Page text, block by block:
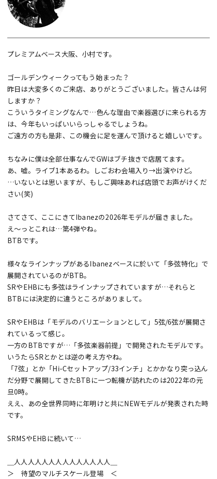
プレミアムベース大阪、小村です。
ゴールデンウィークってもう始まった？
昨日は大変多くのご来店、ありがとうございました。皆さんは何
しますか？
こういうタイミングなんで…色んな理由で楽器選びに来られる方
は、今年もいっぱいいらっしゃるでしょうね。
ご遠方の方も是非、この機会に足を運んで頂けると嬉しいです。
ちなみに僕は全部仕事なんでGWはブチ抜きで店居てます。
あ、嘘。ライブ1本あるわ。しごおわ会場入り→出演やけど。
…いないとは思いますが、もしご興味あれば店頭でお声がけくだ
さい(笑)
さてさて、ここにきてIbanezの2026年モデルが届きました。
え～っとこれは…第4弾やね。
BTBです。
様々なラインナップがあるIbanezベースに於いて「多弦特化」で
展開されているのがBTB。
SRやEHBにも多弦はラインナップされていますが…それらと
BTBには決定的に違うところがありまして。
SRやEHBは「モデルのバリエーションとして」5弦/6弦が展開さ
れているって感じ。
一方のBTBですが…「多弦楽器前提」で開発されたモデルです。
いうたらSRとかとは逆の考え方やね。
「7弦」とか「Hi-Cセットアップ/33インチ」とかかなり突っ込ん
だ分野で展開してきたBTBに一つ転機が訪れたのは2022年の元
旦0時。
ええ、あの全世界同時に年明けと共にNEWモデルが発表された時
です。
SRMSやEHBに続いて…
＿人人人人人人人人人人人人人人＿
＞ 待望のマルチスケール登場 ＜